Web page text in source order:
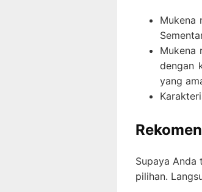
Mukena
Mukena
dengan
yang
Supaya Anda
pilihan.